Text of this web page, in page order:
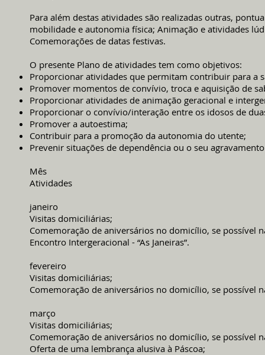
Para além destas atividades são realizadas outras,
mobilidade e autonomia física; Animação e atividades
Comemorações de datas festivas.
O presente Plano de atividades tem como objetivos:
Proporcionar atividades que permitam contribuir para a
Promover momentos de convívio, troca e aquisição de
Proporcionar atividades de animação geracional e
Proporcionar o convívio/interação entre os idosos de
Promover a autoestima;
Contribuir para a promoção da autonomia do utente;
Prevenir situações de dependência ou o seu
Mês
Atividades
janeiro
Visitas domiciliárias;
Comemoração de aniversários no domicílio, se possível
Encontro Intergeracional - “As Janeiras”.
fevereiro
Visitas domiciliárias;
Comemoração de aniversários no domicílio, se possível
março
Visitas domiciliárias;
Comemoração de aniversários no domicílio, se possível
Oferta de uma lembrança alusiva à Páscoa;